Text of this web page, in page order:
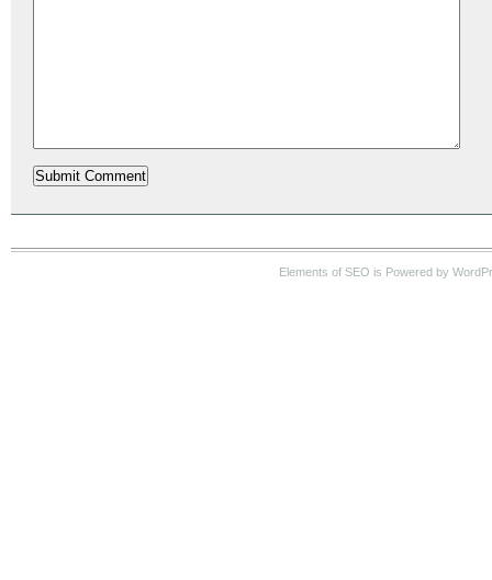
Elements of SEO is Powered by